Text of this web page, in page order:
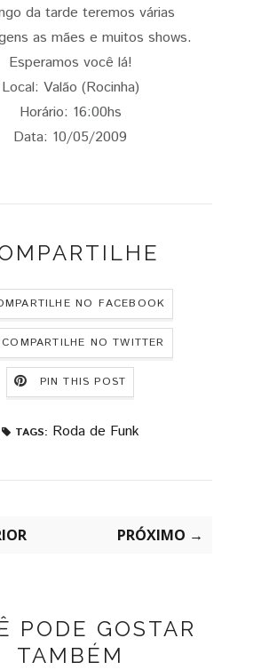
da tarde teremos várias
as mães e muitos shows.
Esperamos você lá!
Local: Valão (Rocinha)
Horário: 16:00hs
Data: 10/05/2009
NO FACEBOOK
COMPARTILHE NO TWITTER
PIN THIS POST
TAGS: Roda de Funk
PRÓXIMO →
PODE GOSTAR
TAMBÉM